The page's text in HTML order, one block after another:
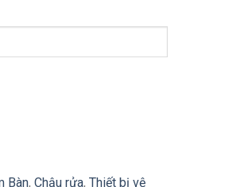
Bàn, Chậu rửa, Thiết bị vệ